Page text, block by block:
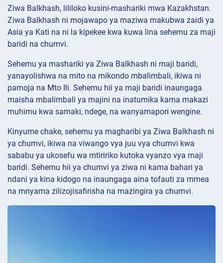
Ziwa Balkhash, lililoko kusini-mashariki mwa Kazakhstan.
Ziwa Balkhash ni mojawapo ya maziwa makubwa zaidi ya
Asia ya Kati na ni la kipekee kwa kuwa lina sehemu za maji
baridi na chumvi.
Sehemu ya mashariki ya Ziwa Balkhash ni maji baridi,
yanayolishwa na mito na mikondo mbalimbali, ikiwa ni
pamoja na Mto Ili. Sehemu hii ya maji baridi inaungaga
maisha mbalimbali ya majini na inatumika kama makazi
muhimu kwa samaki, ndege, na wanyamapori wengine.
Kinyume chake, sehemu ya magharibi ya Ziwa Balkhash ni
ya chumvi, ikiwa na viwango vya juu vya chumvi kwa
sababu ya ukosefu wa mtiririko kutoka vyanzo vya maji
baridi. Sehemu hii ya chumvi ya ziwa ni kama bahari ya
ndani ya kina kidogo na inaungaga aina tofauti za mmea
na mnyama zilizojisafirisha na mazingira ya chumvi.